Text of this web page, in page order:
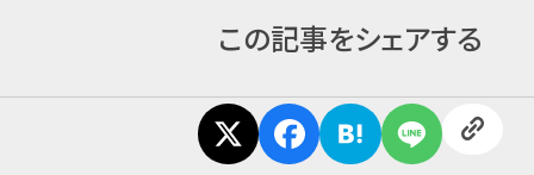
この記事をシェアする